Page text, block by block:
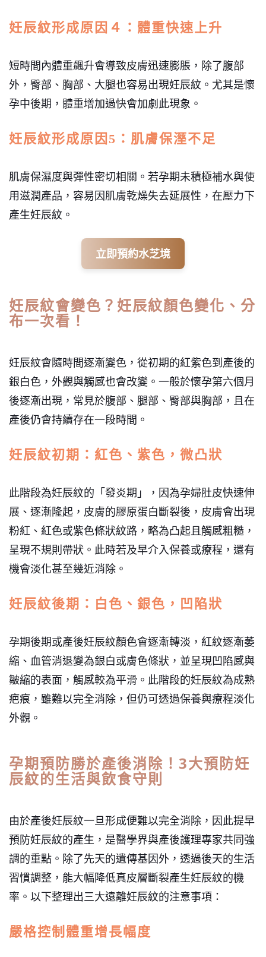
妊辰紋形成原因４：體重快速上升
短時間內體重飆升會導致皮膚迅速膨脹，除了腹部
外，臀部、胸部、大腿也容易出現妊辰紋。尤其是懷
孕中後期，體重增加過快會加劇此現象。
妊辰紋形成原因5：肌膚保溼不足
肌膚保濕度與彈性密切相關。若孕期未積極補水與使
用滋潤產品，容易因肌膚乾燥失去延展性，在壓力下
產生妊辰紋。
立即預約水芝境
妊辰紋會變色？妊辰紋顏色變化、分
布一次看！
妊辰紋會隨時間逐漸變色，從初期的紅紫色到產後的
銀白色，外觀與觸感也會改變。一般於懷孕第六個月
後逐漸出現，常見於腹部、腿部、臀部與胸部，且在
產後仍會持續存在一段時間。
妊辰紋初期：紅色、紫色，微凸狀
此階段為妊辰紋的「發炎期」，因為孕婦肚皮快速伸
展、逐漸隆起，皮膚的膠原蛋白斷裂後，皮膚會出現
粉紅、紅色或紫色條狀紋路，略為凸起且觸感粗糙，
呈現不規則帶狀。此時若及早介入保養或療程，還有
機會淡化甚至幾近消除。
妊辰紋後期：白色、銀色，凹陷狀
孕期後期或產後妊辰紋顏色會逐漸轉淡，紅紋逐漸萎
縮、血管消退變為銀白或膚色條狀，並呈現凹陷感與
皺縮的表面，觸感較為平滑。此階段的妊辰紋為成熟
疤痕，雖難以完全消除，但仍可透過保養與療程淡化
外觀。
孕期預防勝於產後消除！ 3大預防妊
辰紋的生活與飲食守則
由於產後妊辰紋一旦形成便難以完全消除，因此提早
預防妊辰紋的產生，是醫學界與產後護理專家共同強
調的重點。除了先天的遺傳基因外，透過後天的生活
習慣調整，能大幅降低真皮層斷裂產生妊辰紋的機
率。以下整理出三大遠離妊辰紋的注意事項：
嚴格控制體重增長幅度